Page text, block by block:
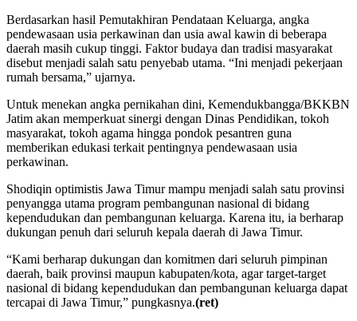
Berdasarkan hasil Pemutakhiran Pendataan Keluarga, angka
pendewasaan usia perkawinan dan usia awal kawin di beberapa
daerah masih cukup tinggi. Faktor budaya dan tradisi masyarakat
disebut menjadi salah satu penyebab utama. “Ini menjadi pekerjaan
rumah bersama,” ujarnya.
Untuk menekan angka pernikahan dini, Kemendukbangga/BKKBN
Jatim akan memperkuat sinergi dengan Dinas Pendidikan, tokoh
masyarakat, tokoh agama hingga pondok pesantren guna
memberikan edukasi terkait pentingnya pendewasaan usia
perkawinan.
Shodiqin optimistis Jawa Timur mampu menjadi salah satu provinsi
penyangga utama program pembangunan nasional di bidang
kependudukan dan pembangunan keluarga. Karena itu, ia berharap
dukungan penuh dari seluruh kepala daerah di Jawa Timur.
“Kami berharap dukungan dan komitmen dari seluruh pimpinan
daerah, baik provinsi maupun kabupaten/kota, agar target-target
nasional di bidang kependudukan dan pembangunan keluarga dapat
tercapai di Jawa Timur,” pungkasnya.(ret)